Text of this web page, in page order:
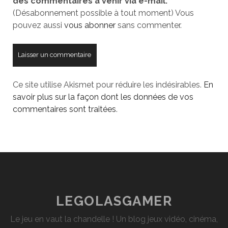
(Désabonnement possible à tout moment) Vous
pouvez aussi vous abonnersans commenter.
Ce site utilise Akismet pour réduire les indésirables. En
savoir plus sur la façon dont les données de vos
commentaires sont traitées.
LEGOLASGAMER
Le jeu en vaut la chandelle ! Un blog jeux vidéo, cinéma,